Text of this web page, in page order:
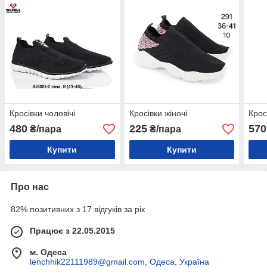
Кросівки чоловічі
480 ₴/пара
Купити
Кросівки жіночі
225₴/пара
Купити
570
Про нас
82% позитивних з 17 відгуків за рік
Працює з 22.05.2015
м. Одеса
lenchhik22111989@gmail.com, Одеса, Україна